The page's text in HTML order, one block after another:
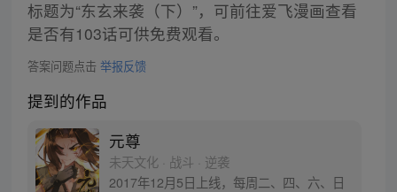
标题为“东玄来袭（下）”，可前往爱飞漫画查看
是否有103话可供免费观看。
答案问题点击 举报反馈
提到的作品
元尊
未天文化 · 战斗 · 逆袭
2017年12月5日上线，每周二、四、六、日